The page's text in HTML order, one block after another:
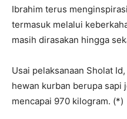
Ibrahim terus
termasuk melalui
masih dirasakan hingga
Usai pelaksanaan Sholat
hewan kurban berupa sapi
mencapai 970 kilogram. (*)